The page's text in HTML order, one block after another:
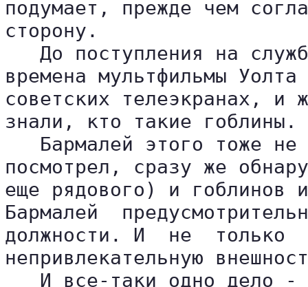
подумает, прежде чем
сторону.
До поступления на
времена мультфильмы
советских телеэкранах, и
знали, кто такие гоблины.
Бармалей этого тоже
посмотрел, сразу же
еще рядового) и гоблинов
Бармалей
должности. И  не  только
непривлекательную
И все-таки одно дело